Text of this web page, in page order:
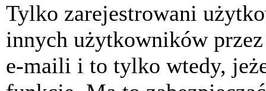
Tylko zarejestrowani
innych użytkowników
e-maili i to tylko wtedy,